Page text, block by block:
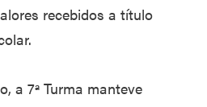
recebidos a título
a 7ª Turma manteve